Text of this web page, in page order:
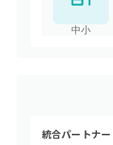
中小
統合パートナー